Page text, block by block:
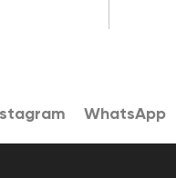
WhatsApp